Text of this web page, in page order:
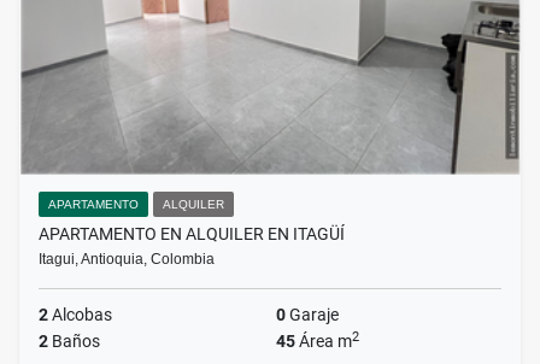
APARTAMENTO ALQUILER
APARTAMENTO EN ALQUILER EN ITAGÜÍ
Itagui, Antioquia, Colombia
2Alcobas 0Garaje
2 Baños 45Área m2